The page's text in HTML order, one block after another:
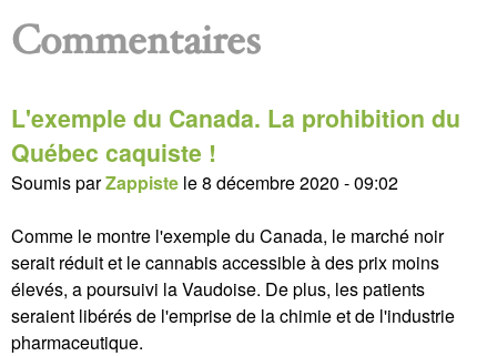
Commentaires
L'exemple du Canada. La prohibition du
Québec caquiste !
Soumis parZappiste le8 décembre 2020 - 09:02
Comme le montre l'exemple du Canada, le marché noir
serait réduit et le cannabis accessible à des prix moins
élevés, a poursuivi la Vaudoise. De plus, les patients
seraient libérés de l'emprise de la chimie et de l'industrie
pharmaceutique.